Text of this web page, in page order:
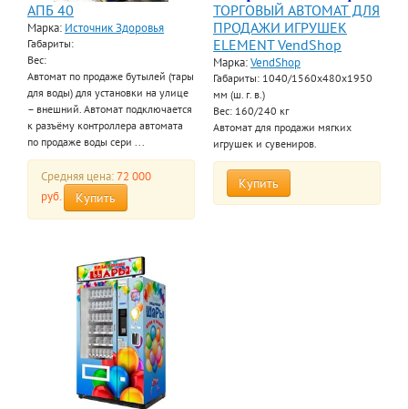
АПБ 40
Марка: Источник Здоровья
Габариты:
Вес:
Автомат по продаже бутылей (тары
для воды) для установки на улице
– внешний. Автомат подключается
к разъёму контроллера автомата
по продаже воды сери ...
Средняя цена:72 000
руб.
Купить
ТОРГОВЫЙ АВТОМАТ ДЛЯ
ПРОДАЖИ ИГРУШЕК
ELEMENT VendShop
Марка:VendShop
Габариты: 1040/1560x480x1950
мм (ш. г. в.)
Вес: 160/240 кг
Автомат для продажи мягких
игрушек и сувениров.
Купить